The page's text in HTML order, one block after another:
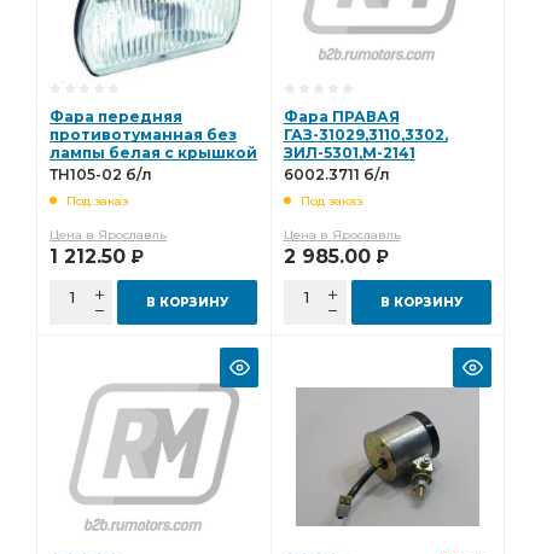
Фара передняя
противотуманная без
лампы белая с крышкой
с проводоом, ан.
"ОСВАР" ТН105-02 б/л
ТН105-02 б/л
Под заказ
Цена в Ярославль
1 212.50 Р
В КОРЗИНУ
Фара ПРАВАЯ
ГАЗ-31029,3110,3302,
ЗИЛ-5301,М-2141
ан.29.3711, 68.3711,
"ОСВАР" 6002.3711 б/л
6002.3711 б/л
Под заказ
Цена в Ярославль
2 985.00 Р
В КОРЗИНУ